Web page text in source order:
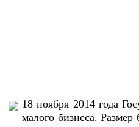
18 ноября 2014 года
малого бизнеса.